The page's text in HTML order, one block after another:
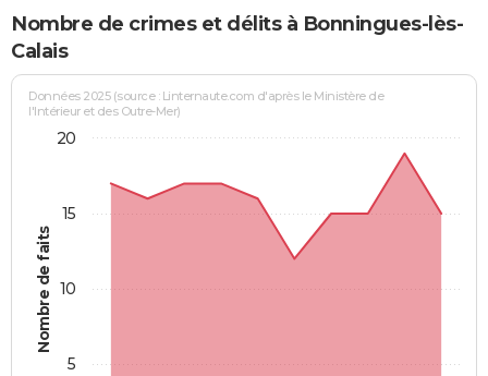
Nombre de crimes et délits à Bonningues-lès-
Calais
Nombre de faits
Données 2025 (source : Linternaute.com d'après le Ministère de
l'Intérieur et des Outre-Mer)
5
10
15
20